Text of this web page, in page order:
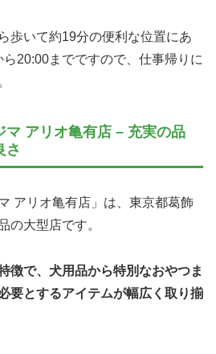
歩いて約19分の便利な位置にあ
20:00までですので、仕事帰りに
マ アリオ亀有店 – 充実の品
さ
アリオ亀有店」は、東京都葛飾
の大型店です。
徴で、犬用品から特別なおやつま
要とするアイテムが幅広く取り揃